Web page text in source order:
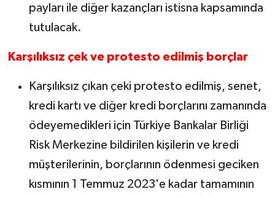
payları ile diğer kazançları istisna kapsamında
tutulacak.
Karşılıksız çek ve protesto edilmiş borçlar
Karşılıksız çıkan çeki protesto edilmiş, senet,
kredi kartı ve diğer kredi borçlarını zamanında
ödeyemedikleri için Türkiye Bankalar Birliği
Risk Merkezine bildirilen kişilerin ve kredi
müşterilerinin, borçlarının ödenmesi geciken
kısmının 1 Temmuz 2023'e kadar tamamının